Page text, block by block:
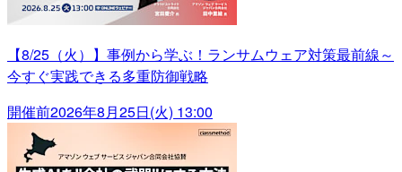
【8/25（火）】事例から学ぶ！ランサムウェア対策最前線～
今すぐ実践できる多重防御戦略
開催前2026年8月25日(火) 13:00